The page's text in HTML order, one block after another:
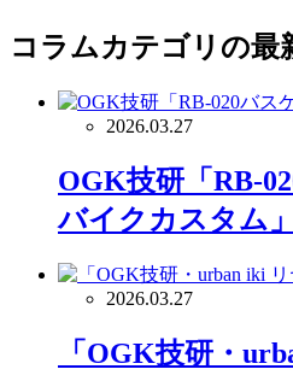
コラムカテゴリの最
2026.03.27
OGK技研「RB-
バイクカスタム
2026.03.27
「OGK技研・